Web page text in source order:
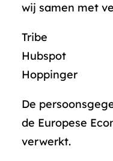
wij samen met
Tribe
Hubspot
Hoppinger
De
de Europese
verwerkt.